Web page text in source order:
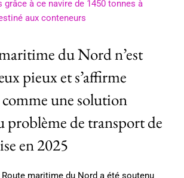
grâce à ce navire de 1450 tonnes à
aux conteneurs
du Nord n’est
pieux et s’affirme
une solution
problème de transport de
en 2025
maritime du Nord a été soutenu